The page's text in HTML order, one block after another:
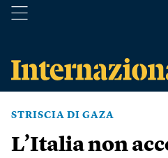
STRISCIA DI GAZA
L’Italia non